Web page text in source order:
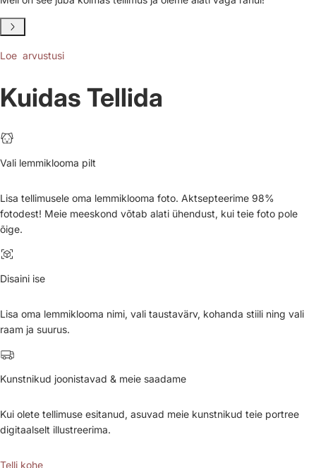
Loe arvustusi
Kuidas Tellida
Vali lemmiklooma pilt
Lisa tellimusele oma lemmiklooma foto. Aktsepteerime 98%
fotodest! Meie meeskond võtab alati ühendust, kui teie foto pole
õige.
Disaini ise
Lisa oma lemmiklooma nimi, vali taustavärv, kohanda stiili ning vali
raam ja suurus.
Kunstnikud joonistavad & meie saadame
Kui olete tellimuse esitanud, asuvad meie kunstnikud teie portree
digitaalselt illustreerima.
Telli kohe